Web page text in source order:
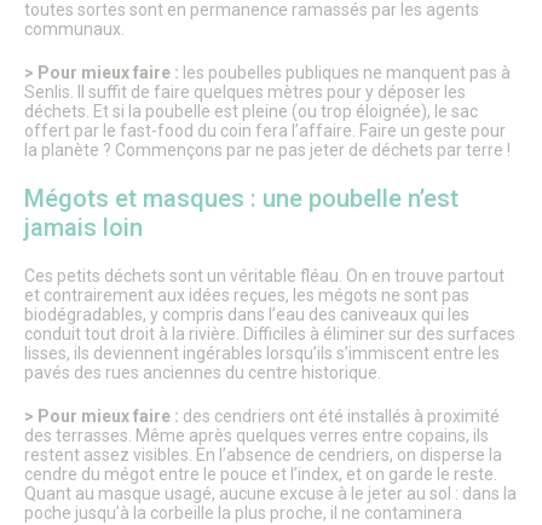
toutes sortes sont en permanence ramassés par les agents
communaux.
> Pour mieux faire : les poubelles publiques ne manquent pas à
Senlis. Il suffit de faire quelques mètres pour y déposer les
déchets. Et si la poubelle est pleine (ou trop éloignée), le sac
offert par le fast-food du coin fera l’affaire. Faire un geste pour
la planète ? Commençons par ne pas jeter de déchets par terre !
Mégots et masques : une poubelle n’est
jamais loin
Ces petits déchets sont un véritable fléau. On en trouve partout
et contrairement aux idées reçues, les mégots ne sont pas
biodégradables, y compris dans l’eau des caniveaux qui les
conduit tout droit à la rivière. Difficiles à éliminer sur des surfaces
lisses, ils deviennent ingérables lorsqu’ils s’immiscent entre les
pavés des rues anciennes du centre historique.
> Pour mieux faire : des cendriers ont été installés à proximité
des terrasses. Même après quelques verres entre copains, ils
restent assez visibles. En l’absence de cendriers, on disperse la
cendre du mégot entre le pouce et l’index, et on garde le reste.
Quant au masque usagé, aucune excuse à le jeter au sol : dans la
poche jusqu’à la corbeille la plus proche, il ne contaminera